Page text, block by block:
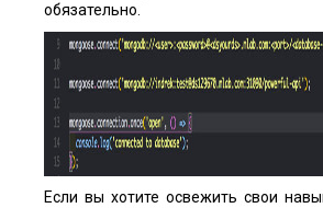
обязательно.
Если вы хотите освежить свои